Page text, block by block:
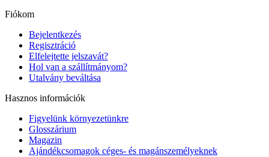
Fiókom
Bejelentkezés
Regisztráció
Elfelejtette jelszavát?
Hol van a szállítmányom?
Utalvány beváltása
Hasznos információk
Figyelünk környezetünkre
Glosszárium
Magazin
Ajándékcsomagok céges- és magánszemélyeknek